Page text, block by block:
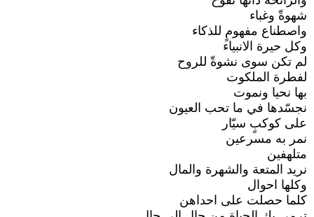
شهوةّ وغباء
واصطناع مفهومٍ للذكاء
وكل حيرة الانبياء
لم تكن سوى نشوةّ للروح
لفطرة الملكوت
بها نحيا ونموت
نجسّدها في ما تحب العيون
على كوكبٍ سيّار
نمر به مسرعين
متلهفين
نريد المتعة والشهرة والمال
وكلها احوال
كلما حصلت على احداهن